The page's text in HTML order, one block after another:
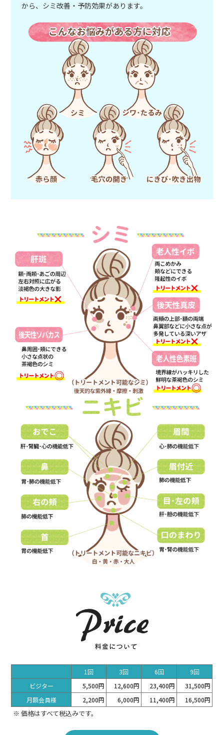
から、シミ改善・予防効果があります。
1回 3回 6回
9回
ビジター
5,500円 12,600円 23,400円
31,500円
月額会員様
2,200円 6,000円 11,400円 16,500円
※ 価格はすべて税込みです。